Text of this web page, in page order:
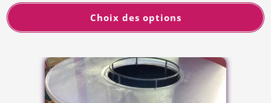
Choix des options